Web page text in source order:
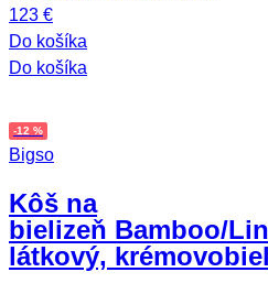
123 €
Do košíka
Do košíka
-12 %
Bigso
Kôš na
bielizeň Bamboo/
látkový,